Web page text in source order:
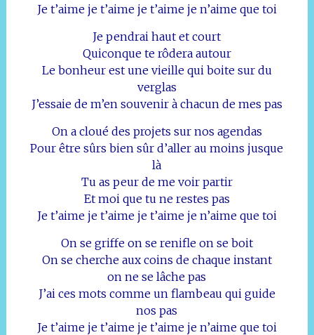
Je t’aime je t’aime je t’aime je n’aime que toi
Je pendrai haut et court
Quiconque te rôdera autour
Le bonheur est une vieille qui boite sur du
verglas
J’essaie de m’en souvenir à chacun de mes pas
On a cloué des projets sur nos agendas
Pour être sûrs bien sûr d’aller au moins jusque
là
Tu as peur de me voir partir
Et moi que tu ne restes pas
Je t’aime je t’aime je t’aime je n’aime que toi
On se griffe on se renifle on se boit
On se cherche aux coins de chaque instant
on ne se lâche pas
J’ai ces mots comme un flambeau qui guide
nos pas
Je t’aime je t’aime je t’aime je n’aime que toi